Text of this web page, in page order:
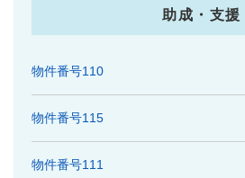
助成・支援
物件番号110
物件番号115
物件番号111